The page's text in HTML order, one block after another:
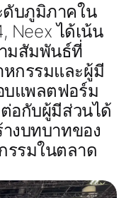
ดับภูมิภาคใน
Neex ได้เน้น
มสัมพันธ์ที่
กรรมและผู้มี
บแพลตฟอร์ม
อกับผู้มีส่วนได้
งบทบาทของ
รรมในตลาด